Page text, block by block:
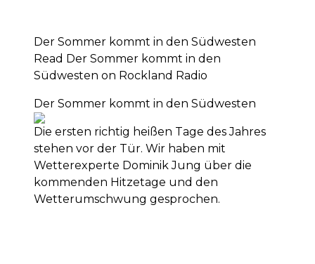
Der Sommer kommt in den Südwesten
Read Der Sommer kommt in den
Südwesten on Rockland Radio
Der Sommer kommt in den Südwesten
Die ersten richtig heißen Tage des Jahres
stehen vor der Tür. Wir haben mit
Wetterexperte Dominik Jung über die
kommenden Hitzetage und den
Wetterumschwung gesprochen.